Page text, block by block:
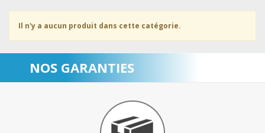
Il n'y a aucun produit dans cette catégorie.
NOS GARANTIES